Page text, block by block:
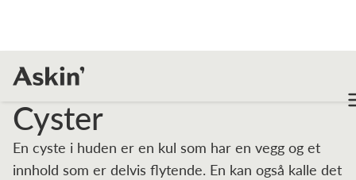
Fagartikler
Cyster
En cyste i huden er en kul som har en vegg og et
innhold som er delvis flytende. En kan også kalle det